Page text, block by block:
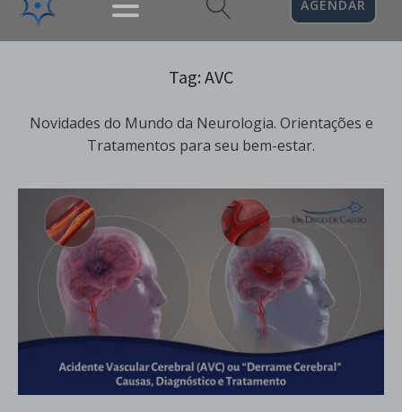
AGENDAR
Tag: AVC
Novidades do Mundo da Neurologia. Orientações e
Tratamentos para seu bem-estar.